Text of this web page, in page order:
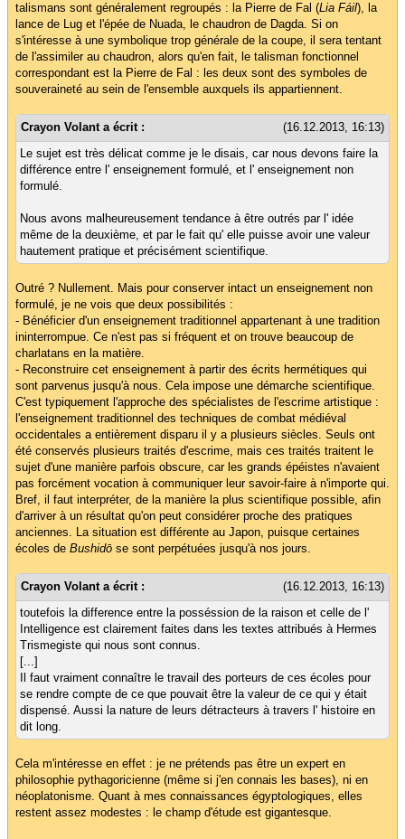
talismans sont généralement regroupés : la Pierre de Fal (Lia Fáil), la
lance de Lug et l'épée de Nuada, le chaudron de Dagda. Si on
s'intéresse à une symbolique trop générale de la coupe, il sera tentant
de l'assimiler au chaudron, alors qu'en fait, le talisman fonctionnel
correspondant est la Pierre de Fal : les deux sont des symboles de
souveraineté au sein de l'ensemble auxquels ils appartiennent.
(16.12.2013, 16:13)
Crayon Volant a écrit :
Le sujet est très délicat comme je le disais, car nous devons faire la
différence entre l' enseignement formulé, et l' enseignement non
formulé.
Nous avons malheureusement tendance à être outrés par l' idée
même de la deuxième, et par le fait qu' elle puisse avoir une valeur
hautement pratique et précisément scientifique.
Outré ? Nullement. Mais pour conserver intact un enseignement non
formulé, je ne vois que deux possibilités :
- Bénéficier d'un enseignement traditionnel appartenant à une tradition
ininterrompue. Ce n'est pas si fréquent et on trouve beaucoup de
charlatans en la matière.
- Reconstruire cet enseignement à partir des écrits hermétiques qui
sont parvenus jusqu'à nous. Cela impose une démarche scientifique.
C'est typiquement l'approche des spécialistes de l'escrime artistique :
l'enseignement traditionnel des techniques de combat médiéval
occidentales a entièrement disparu il y a plusieurs siècles. Seuls ont
été conservés plusieurs traités d'escrime, mais ces traités traitent le
sujet d'une manière parfois obscure, car les grands épéistes n'avaient
pas forcément vocation à communiquer leur savoir-faire à n'importe qui.
Bref, il faut interpréter, de la manière la plus scientifique possible, afin
d'arriver à un résultat qu'on peut considérer proche des pratiques
anciennes. La situation est différente au Japon, puisque certaines
écoles de Bushidō se sont perpétuées jusqu'à nos jours.
(16.12.2013, 16:13)
Crayon Volant a écrit :
toutefois la difference entre la posséssion de la raison et celle de l'
Intelligence est clairement faites dans les textes attribués à Hermes
Trismegiste qui nous sont connus.
[...]
Il faut vraiment connaître le travail des porteurs de ces écoles pour
se rendre compte de ce que pouvait être la valeur de ce qui y était
dispensé. Aussi la nature de leurs détracteurs à travers l' histoire en
dit long.
Cela m'intéresse en effet : je ne prétends pas être un expert en
philosophie pythagoricienne (même si j'en connais les bases), ni en
néoplatonisme. Quant à mes connaissances égyptologiques, elles
restent assez modestes : le champ d'étude est gigantesque.